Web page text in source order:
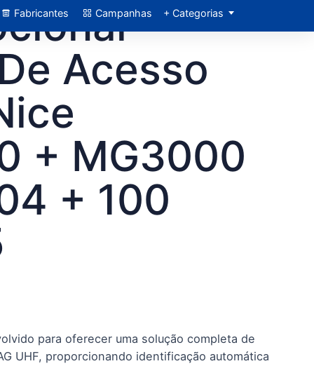
Fabricantes Campanhas + Categorias
Acesso
+ MG3000
+ 100
para oferecer uma solução completa de
UHF, proporcionando identificação automática